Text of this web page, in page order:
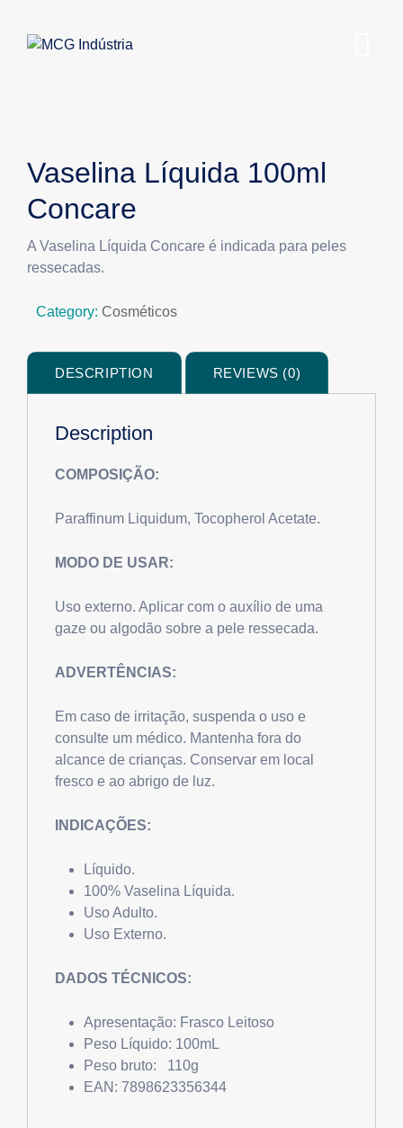
Vaselina Líquida 100ml
Concare
A Vaselina Líquida Concare é indicada para peles
ressecadas.
Category: Cosméticos
DESCRIPTION REVIEWS (0)
Description
COMPOSIÇÃO:
Paraffinum Liquidum, Tocopherol Acetate.
MODO DE USAR:
Uso externo. Aplicar com o auxílio de uma
gaze ou algodão sobre a pele ressecada.
ADVERTÊNCIAS:
Em caso de irritação, suspenda o uso e
consulte um médico. Mantenha fora do
alcance de crianças. Conservar em local
fresco e ao abrigo de luz.
INDICAÇÕES:
Líquido.
100% Vaselina Líquida.
Uso Adulto.
Uso Externo.
DADOS TÉCNICOS:
Apresentação: Frasco Leitoso
Peso Líquido: 100mL
Peso bruto: 110g
EAN: 7898623356344